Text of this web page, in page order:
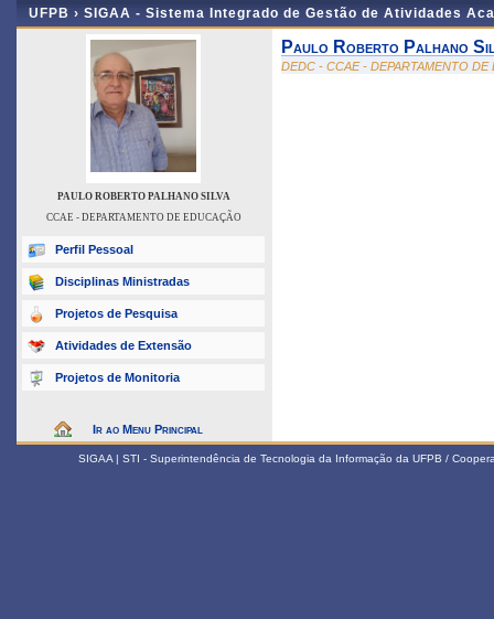
UFPB › SIGAA - Sistema Integrado de Gestão de Atividades
PAULO ROBERTO PALHANO SILVA
CCAE - DEPARTAMENTO DE EDUCAÇÃO
Perfil Pessoal
Disciplinas Ministradas
Projetos de Pesquisa
Atividades de Extensão
Projetos de Monitoria
Ir ao Menu Principal
Paulo Roberto Palhano
DEDC - CCAE - DEPARTAMENTO DE
SIGAA | STI - Superintendência de Tecnologia da Informação da UFPB /